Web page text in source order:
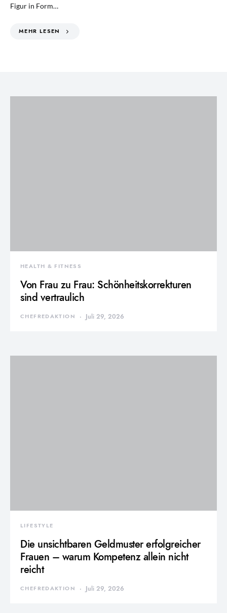
Figur in Form…
MEHR LESEN
HEALTH & FITNESS
Von Frau zu Frau: Schönheitskorrekturen
sind vertraulich
CHEFREDAKTION Juli 29, 2026
LIFESTYLE
Die unsichtbaren Geldmuster erfolgreicher
Frauen – warum Kompetenz allein nicht
reicht
CHEFREDAKTION Juli 29, 2026